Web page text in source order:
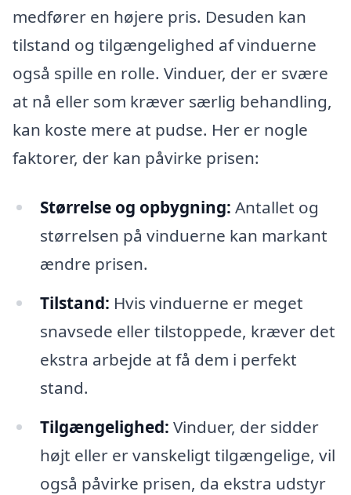
medfører en højere pris. Desuden kan
tilstand og tilgængelighed af vinduerne
også spille en rolle. Vinduer, der er svære
at nå eller som kræver særlig behandling,
kan koste mere at pudse. Her er nogle
faktorer, der kan påvirke prisen:
Størrelse og opbygning: Antallet og
størrelsen på vinduerne kan markant
ændre prisen.
Tilstand: Hvis vinduerne er meget
snavsede eller tilstoppede, kræver det
ekstra arbejde at få dem i perfekt
stand.
Tilgængelighed: Vinduer, der sidder
højt eller er vanskeligt tilgængelige, vil
også påvirke prisen, da ekstra udstyr